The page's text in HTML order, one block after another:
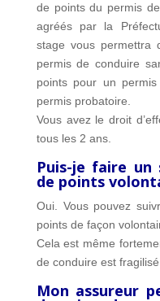
de points du permis
agréés par la
stage vous permettra
permis de conduire
points pour un
permis probatoire.
Vous avez le droit
tous les 2 ans.
Puis-je faire un
de points
Oui. Vous pouvez
points de façon
Cela est même
de conduire est
Mon assureur